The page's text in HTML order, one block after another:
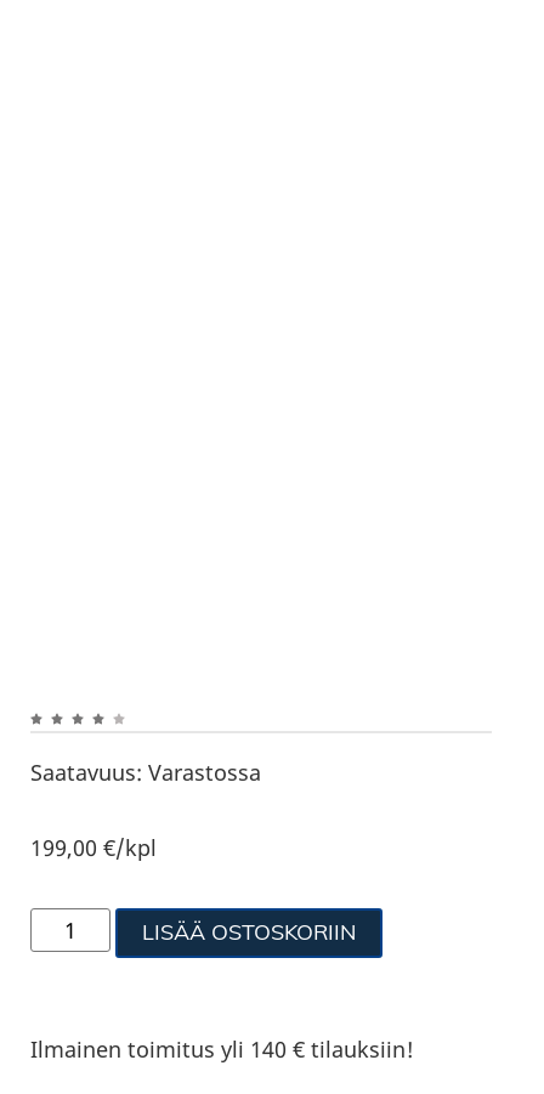
Saatavuus: Varastossa
199,00€/kpl
LISÄÄ OSTOSKORIIN
Ilmainen toimitus yli 140 € tilauksiin!